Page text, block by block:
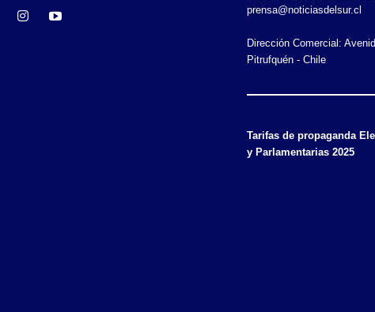
prensa@noticiasdelsur.cl
Dirección Comercial:
Pitrufquén - Chile
Tarifas de propaganda
y Parlamentarias 2025